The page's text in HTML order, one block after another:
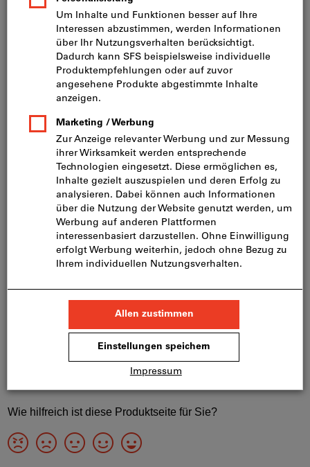
In den Warenkorb
Artikel merken Artikel teilen
Blätterkatalog
Produktdetails
Downloads & Dokumente